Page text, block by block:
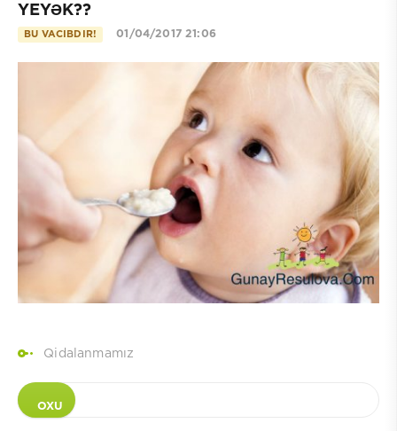
YEYƏK??
BU VACIBDIR! 01/04/2017 21:06
Qidalanmamız
OXU